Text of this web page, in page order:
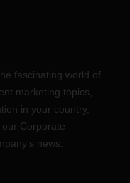
fascinating world of
marketing topics,
in your country,
Corporate
news.